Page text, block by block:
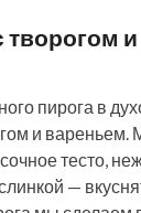
творогом
пирога в
и вареньем.
тесто,
—